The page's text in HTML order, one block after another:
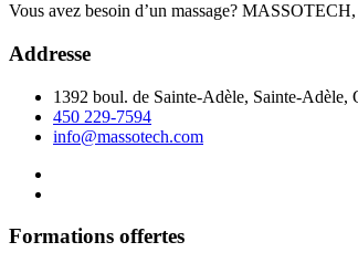
Vous avez besoin d’un massage?
Addresse
1392 boul. de Sainte-Adèle, Sainte-Adèle,
450 229-7594
info@massotech.com
Formations offertes